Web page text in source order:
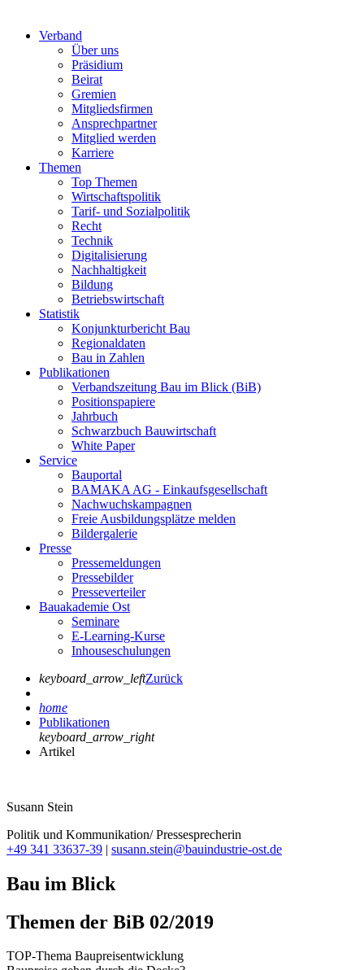
Verband
Über uns
Präsidium
Beirat
Gremien
Mitgliedsfirmen
Ansprechpartner
Mitglied werden
Karriere
Themen
Top Themen
Wirtschaftspolitik
Tarif- und Sozialpolitik
Recht
Technik
Digitalisierung
Nachhaltigkeit
Bildung
Betriebswirtschaft
Statistik
Konjunkturbericht Bau
Regionaldaten
Bau in Zahlen
Publikationen
Verbandszeitung Bau im Blick (BiB)
Positionspapiere
Jahrbuch
Schwarzbuch Bauwirtschaft
White Paper
Service
Bauportal
BAMAKA AG - Einkaufsgesellschaft
Nachwuchskampagnen
Freie Ausbildungsplätze melden
Bildergalerie
Presse
Pressemeldungen
Pressebilder
Presseverteiler
Bauakademie Ost
Seminare
E-Learning-Kurse
Inhouseschulungen
keyboard_arrow_leftZurück
home
Publikationen
keyboard_arrow_right
Artikel
Susann Stein
Politik und Kommunikation/ Pressesprecherin
+49 341 33637-39 | susann.stein@bauindustrie-ost.de
Bau im Blick
Themen der BiB 02/2019
TOP-Thema Baupreisentwicklung